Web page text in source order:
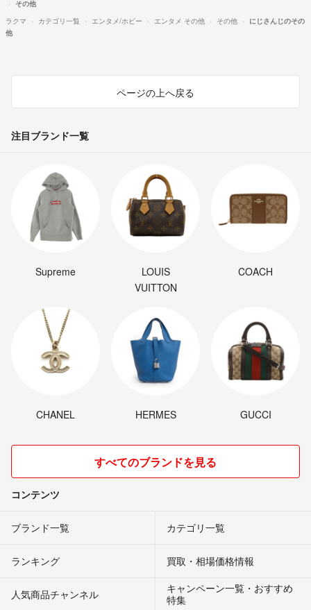
その他
ラクマ
カテゴリ一覧 エンタメ/ホビー エンタメ その他 その他
にじさんじのその
他
ページの上へ戻る
注目ブランド一覧
Supreme
LOUIS
VUITTON
COACH
CHANEL HERMES GUCCI
すべてのブランドを見る
コンテンツ
ブランド一覧 カテゴリ一覧
ランキング 買取・相場価格情報
人気商品チャンネル
キャンペーン一覧・おすすめ
特集